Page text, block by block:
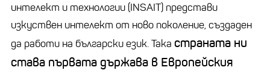
интелект и технологии (INSAIT) представи
изкуствен интелект от ново поколение, създаден
да работи на български език. Така страната ни
става първата държава в Европейския